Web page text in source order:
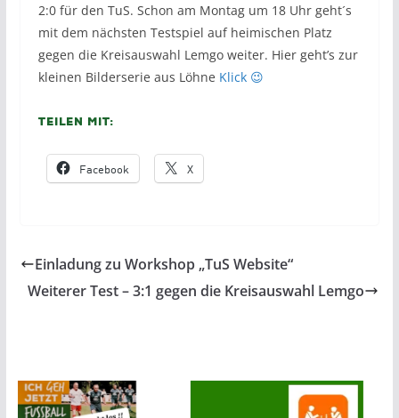
2:0 für den TuS. Schon am Montag um 18 Uhr geht´s
mit dem nächsten Testspiel auf heimischen Platz
gegen die Kreisauswahl Lemgo weiter. Hier geht’s zur
kleinen Bilderserie aus Löhne Klick 😉
Teilen mit:
Facebook X
Einladung zu Workshop „TuS Website“
Weiterer Test – 3:1 gegen die Kreisauswahl Lemgo